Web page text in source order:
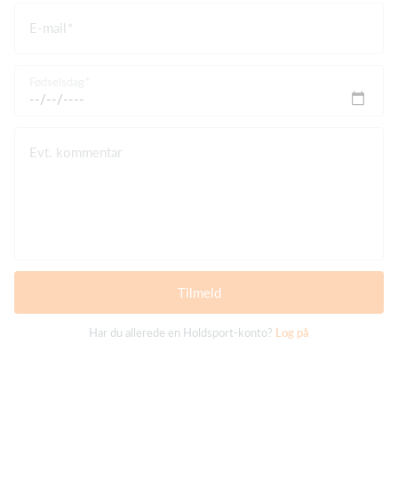
E-mail
Evt. kommentar
Tilmeld
Har du allerede en Holdsport-konto? Log på